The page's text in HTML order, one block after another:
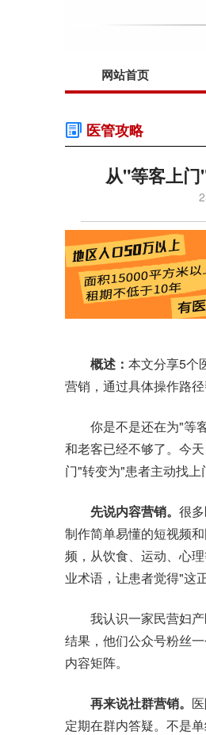
网站首页
医管攻略
从"等客上
概述： 本文分享5个
营销，通过具体操作路
你是不是还在为"等客
和老客已经不够了。今
门"转变为"患者主动找上
先说内容营销。 很
制作简单易懂的短视频
频，从饮食、运动、心
业术语，让患者觉得"这
我认识一家民营妇产
结果，他们公众号粉丝
内容矩阵。
再来说社群营销。
定期在群内答疑。不是